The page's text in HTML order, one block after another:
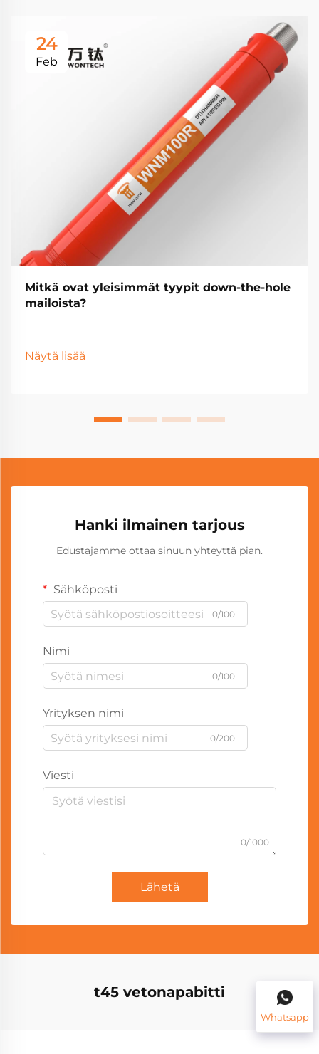
24
Feb
Mitkä ovat yleisimmät tyypit down-the-hole
mailoista?
Näytä lisää
Hanki ilmainen tarjous
Edustajamme ottaa sinuun yhteyttä pian.
Sähköposti
0/100
Nimi
0/100
Yrityksen nimi
0/200
Viesti
0/1000
Lähetä
t45 vetonapabitti
Whatsapp